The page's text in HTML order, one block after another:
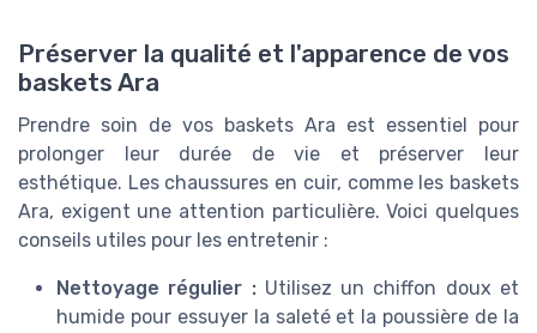
Préserver la qualité et l'apparence de vos
baskets Ara
Prendre soin de vos baskets Ara est essentiel pour
prolonger leur durée de vie et préserver leur
esthétique. Les chaussures en cuir, comme les baskets
Ara, exigent une attention particulière. Voici quelques
conseils utiles pour les entretenir :
Nettoyage régulier :Utilisez un chiffon doux et
humide pour essuyer la saleté et la poussière de la